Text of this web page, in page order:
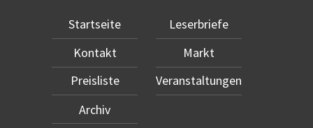
Startseite
Kontakt
Preisliste
Archiv
Leserbriefe
Markt
Veranstaltungen